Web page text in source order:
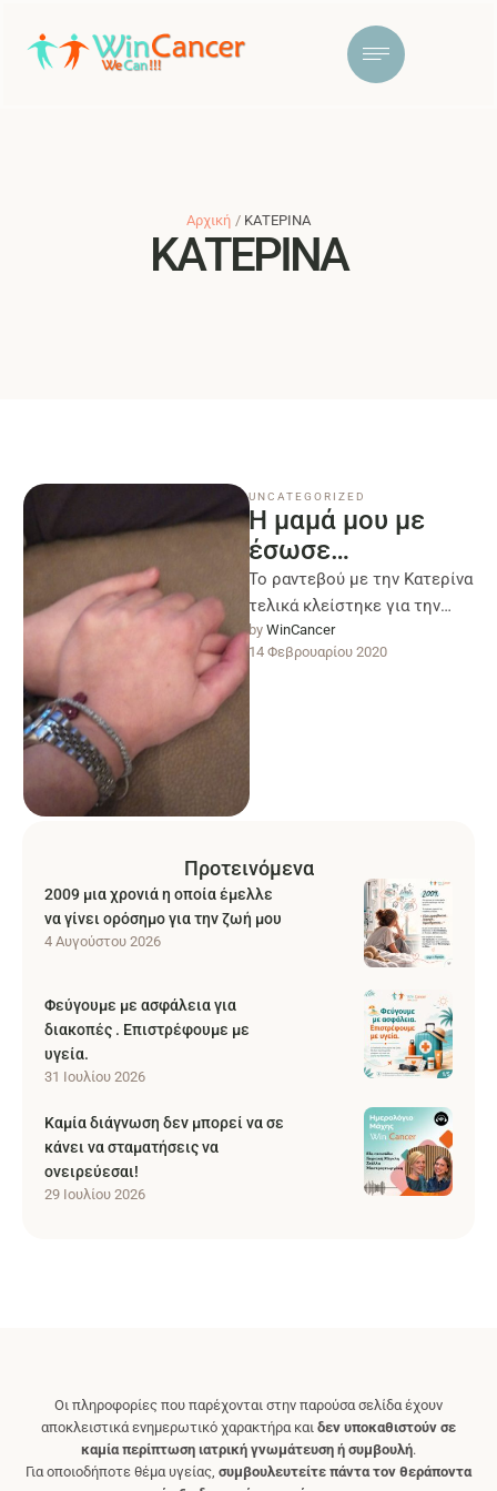
Αρχική / ΚΑΤΕΡΙΝΑ
ΚΑΤΕΡΙΝΑ
UNCATEGORIZED
Η μαμά μου με
έσωσε…
Το ραντεβού με την Κατερίνα
τελικά κλείστηκε για την
Δευτέρα και ήταν από εκείνα
τα πρωινά του χειμώνα …
by WinCancer
14 Φεβρουαρίου 2020
Προτεινόμενα
2009 μια χρονιά η οποία έμελλε
να γίνει ορόσημο για την ζωή μου
4 Αυγούστου 2026
Φεύγουμε με ασφάλεια για
διακοπές . Επιστρέφουμε με
υγεία.
31 Ιουλίου 2026
Καμία διάγνωση δεν μπορεί να σε
κάνει να σταματήσεις να
ονειρεύεσαι!
29 Ιουλίου 2026
Οι πληροφορίες που παρέχονται στην παρούσα σελίδα έχουν
αποκλειστικά ενημερωτικό χαρακτήρα και δεν υποκαθιστούν σε
καμία περίπτωση ιατρική γνωμάτευση ή συμβουλή.
Για οποιοδήποτε θέμα υγείας, συμβουλευτείτε πάντα τον θεράποντα